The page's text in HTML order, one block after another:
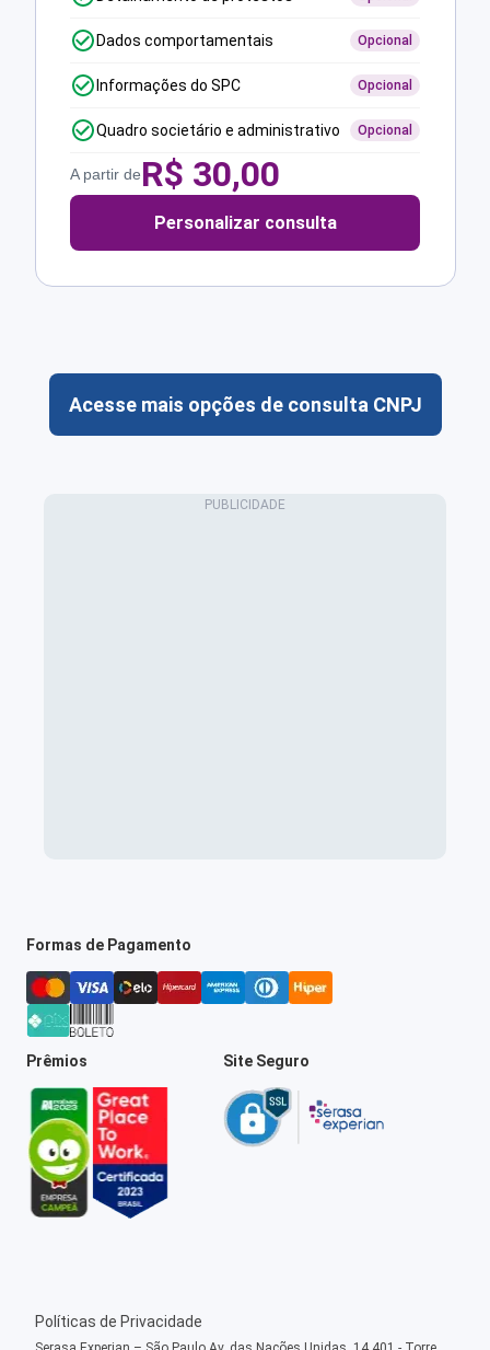
Dados comportamentais Opcional
Informações do SPC Opcional
Quadro societário e administrativo Opcional
A partir deR$ 30,00
Personalizar consulta
Acesse mais opções de consulta CNPJ
Formas de Pagamento
Prêmios Site Seguro
Políticas de Privacidade